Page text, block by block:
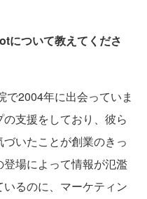
ついて教えてくださ
2004年に出会っていま
支援をしており、彼ら
いたことが創業のきっ
場によって情報が氾濫
るのに、マーケティン